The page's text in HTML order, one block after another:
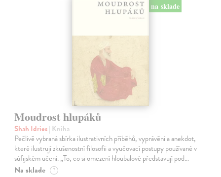
na sklade
Moudrost hlupáků
Shah Idries| Kniha
Pečlivě vybraná sbírka ilustrativních příběhů, vyprávění a anekdot,
které ilustrují zkušenostní filosofii a vyučovací postupy používané v
súfijském učení. „To, co si omezení hloubalové představují pod…
Na sklade ?